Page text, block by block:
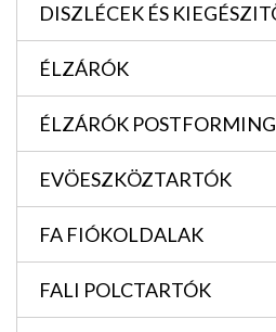
DISZLÉCEK ÉS
ÉLZÁRÓK
ÉLZÁRÓK
EVÖESZKÖZTARTÓK
FA FIÓKOLDALAK
FALI POLCTARTÓK